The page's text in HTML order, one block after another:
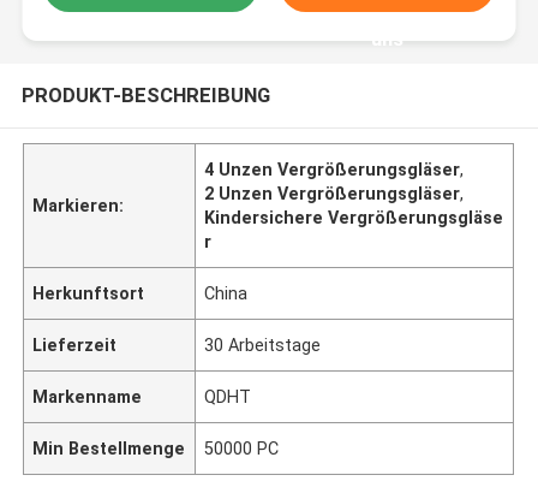
uns
PRODUKT-BESCHREIBUNG
Markieren:
4 Unzen Vergrößerungsgläser,
2 Unzen Vergrößerungsgläser,
Kindersichere Vergrößerungsgläse
r
Herkunftsort China
Lieferzeit 30 Arbeitstage
Markenname QDHT
Min Bestellmenge 50000 PC